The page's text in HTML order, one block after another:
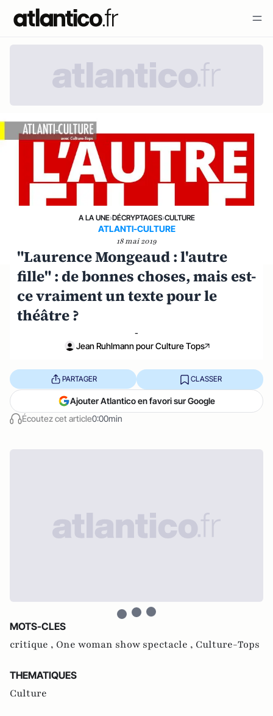
A LA UNE›DÉCRYPTAGES›CULTURE
ATLANTI-CULTURE
18 mai 2019
"Laurence Mongeaud : l'autre
fille" : de bonnes choses, mais est-
ce vraiment un texte pour le
théâtre ?
-
Jean Ruhlmann pour Culture Tops
Écoutez cet article0:00min
PARTAGER CLASSER
Ajouter Atlantico en favori sur Google
MOTS-CLES
critique , One woman show spectacle , Culture-Tops
THEMATIQUES
Culture